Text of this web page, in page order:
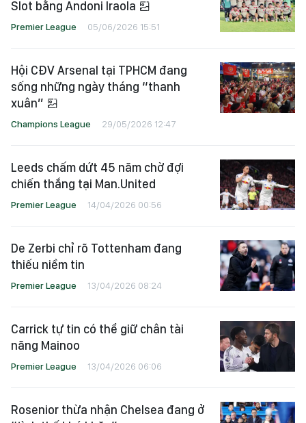
LFCSG ủng hộ việc thay thế Arne
Premier League 05/06/2026 15:51
Hội CĐV Arsenal tại TPHCM đang
sống những ngày tháng “thanh
Champions League 29/05/2026 12:47
Leeds chấm dứt 45 năm chờ đợi
Premier League 14/04/2026 00:56
De Zerbi chỉ rõ Tottenham đang
Premier League 13/04/2026 08:24
Carrick tự tin có thể giữ chân tài
Premier League 13/04/2026 06:06